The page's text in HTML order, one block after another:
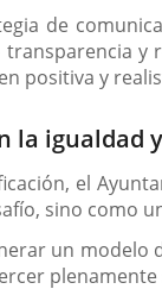
de
positiva y
la igualdad
el
sino como
un